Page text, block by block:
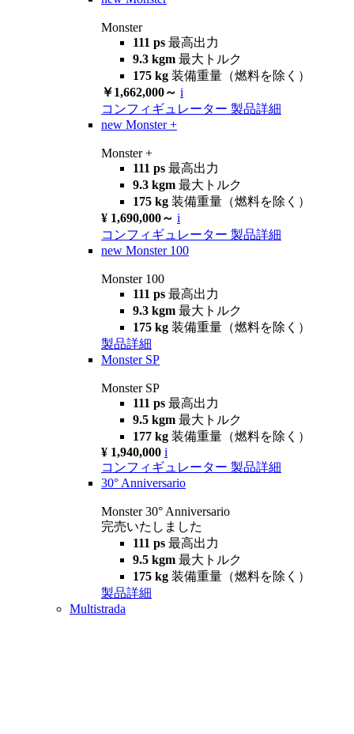
Monster
111 ps 最高出力
9.3 kgm 最大トルク
175 kg 装備重量（燃料を除く）
￥1,662,000～ i
コンフィギュレーター 製品詳細
new Monster +
Monster +
111 ps 最高出力
9.3 kgm 最大トルク
175 kg 装備重量（燃料を除く）
¥ 1,690,000～ i
コンフィギュレーター 製品詳細
new Monster 100
Monster 100
111 ps 最高出力
9.3 kgm 最大トルク
175 kg 装備重量（燃料を除く）
製品詳細
Monster SP
Monster SP
111 ps 最高出力
9.5 kgm 最大トルク
177 kg 装備重量（燃料を除く）
¥ 1,940,000 i
コンフィギュレーター 製品詳細
30° Anniversario
Monster 30° Anniversario
完売いたしました
111 ps 最高出力
9.5 kgm 最大トルク
175 kg 装備重量（燃料を除く）
製品詳細
Multistrada